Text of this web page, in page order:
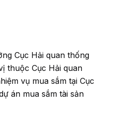
Cục Hải quan thống
thuộc Cục Hải quan
vụ mua sắm tại Cục
án mua sắm tài sản